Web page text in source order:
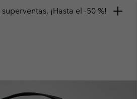
¡Hasta el -50 %!